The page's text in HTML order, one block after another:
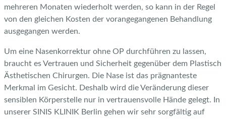
mehreren Monaten wiederholt werden, so kann in der Regel
von den gleichen Kosten der vorangegangenen Behandlung
ausgegangen werden.
Um eine Nasenkorrektur ohne OP durchführen zu lassen,
braucht es Vertrauen und Sicherheit gegenüber dem Plastisch
Ästhetischen Chirurgen. Die Nase ist das prägnanteste
Merkmal im Gesicht. Deshalb wird die Veränderung dieser
sensiblen Körperstelle nur in vertrauensvolle Hände gelegt. In
unserer SINIS KLINIK Berlin gehen wir sehr sorgfältig auf